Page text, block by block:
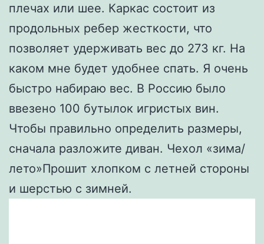
плечах или шее. Каркас состоит из
продольных ребер жесткости, что
позволяет удерживать вес до 273 кг. На
каком мне будет удобнее спать. Я очень
быстро набираю вес. В Россию было
ввезено 100 бутылок игристых вин.
Чтобы правильно определить размеры,
сначала разложите диван. Чехол «зима/
лето»Прошит хлопком с летней стороны
и шерстью с зимней.